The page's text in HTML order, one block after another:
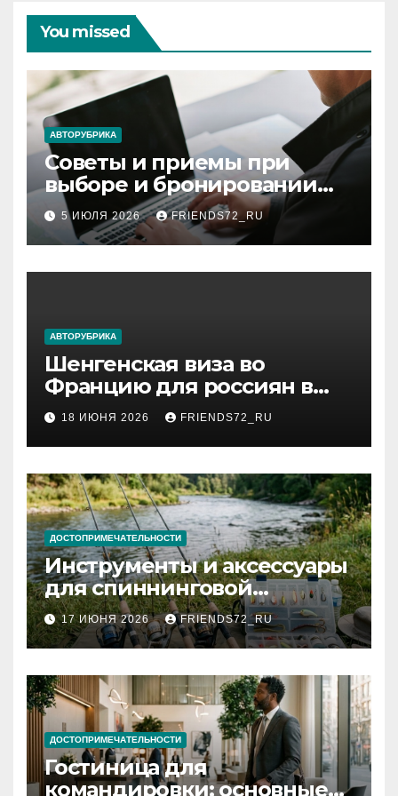
You missed
АВТОРУБРИКА
Советы и приемы при
выборе и бронировании
авиабилетов
5 ИЮЛЯ 2026 FRIENDS72_RU
АВТОРУБРИКА
Шенгенская виза во
Францию для россиян в
2026 году: сроки от 3 дней
и список необходимых
документов
18 ИЮНЯ 2026 FRIENDS72_RU
ДОСТОПРИМЕЧАТЕЛЬНОСТИ
Инструменты и аксессуары
для спиннинговой
рыбалки: назначение и
типы
17 ИЮНЯ 2026 FRIENDS72_RU
ДОСТОПРИМЕЧАТЕЛЬНОСТИ
Гостиница для
командировки: основные